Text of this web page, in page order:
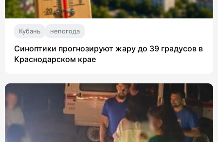
Кубань непогода
Синоптики прогнозируют жару до 39 градусов в
Краснодарском крае